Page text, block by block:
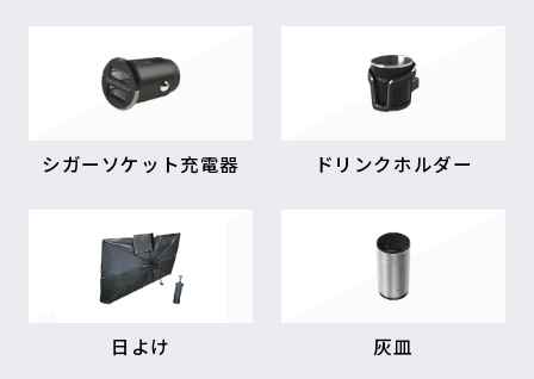
シガーソケット充電器 ドリンクホルダー
日よけ 灰皿